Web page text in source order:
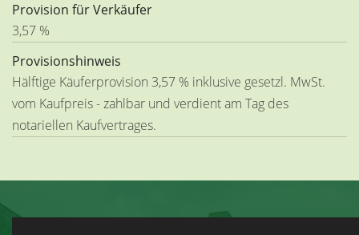
Provision für Verkäufer
3,57 %
Provisionshinweis
Hälftige Käuferprovision 3,57 % inklusive gesetzl. MwSt.
vom Kaufpreis - zahlbar und verdient am Tag des
notariellen Kaufvertrages.